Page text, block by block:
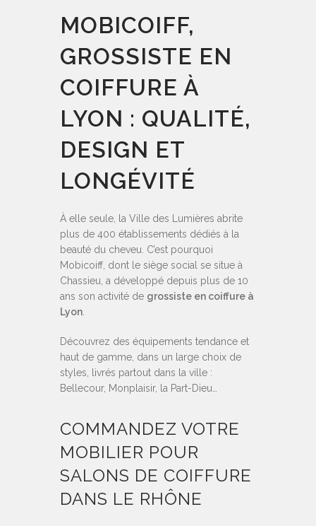
MOBICOIFF,
GROSSISTE EN
COIFFURE À
LYON : QUALITÉ,
DESIGN ET
LONGÉVITÉ
À elle seule, la Ville des Lumières abrite
plus de 400 établissements dédiés à la
beauté du cheveu. C’est pourquoi
Mobicoiff, dont le siège social se situe à
Chassieu, a développé depuis plus de 10
ans son activité de grossiste en coiffure à
Lyon
Découvrez des équipements tendance et
haut de gamme, dans un large choix de
styles, livrés partout dans la ville :
Bellecour, Monplaisir, la Part-Dieu…
COMMANDEZ VOTRE
MOBILIER POUR
SALONS DE COIFFURE
DANS LE RHÔNE